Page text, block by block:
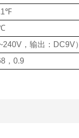
，输出：DC9V）
，0.9